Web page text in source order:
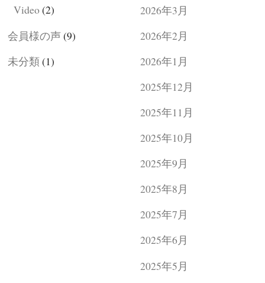
Video(2)
会員様の声(9)
未分類 (1)
2026年3月
2026年2月
2026年1月
2025年12月
2025年11月
2025年10月
2025年9月
2025年8月
2025年7月
2025年6月
2025年5月